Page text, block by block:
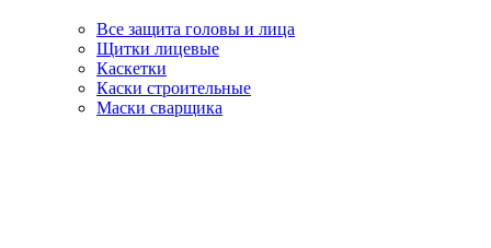
Все защита головы и лица
Щитки лицевые
Каскетки
Каски строительные
Маски сварщика